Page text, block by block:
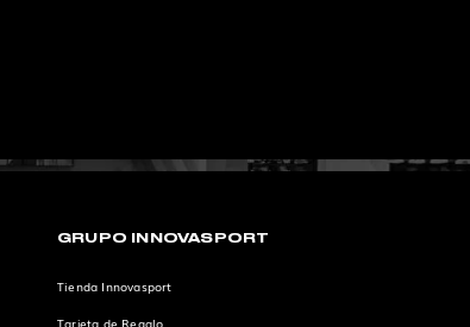
GRUPO INNOVASPORT
Tienda Innovasport
Tarjeta de Regalo